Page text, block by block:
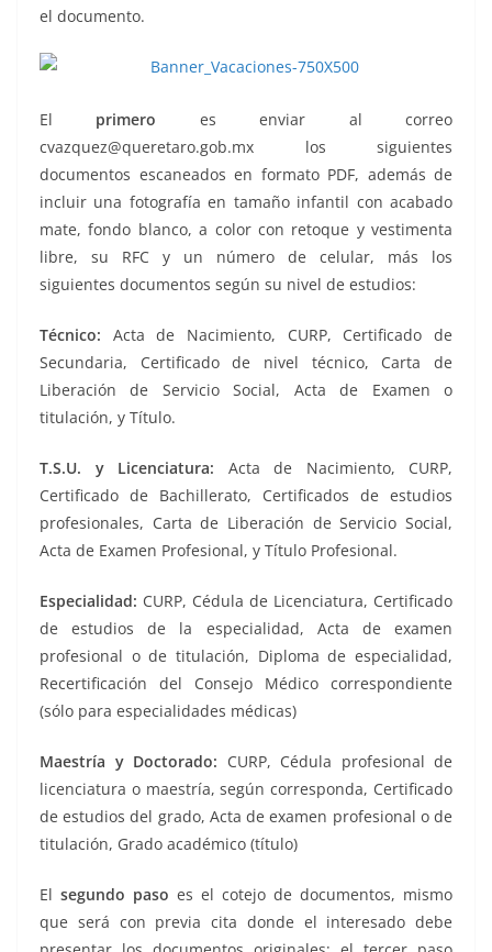
el documento.
El primero es enviar al correo
cvazquez@queretaro.gob.mx los siguientes
documentos escaneados en formato PDF, además de
incluir una fotografía en tamaño infantil con acabado
mate, fondo blanco, a color con retoque y vestimenta
libre, su RFC y un número de celular, más los
siguientes documentos según su nivel de estudios:
Técnico: Acta de Nacimiento, CURP, Certificado de
Secundaria, Certificado de nivel técnico, Carta de
Liberación de Servicio Social, Acta de Examen o
titulación, y Título.
T.S.U. y Licenciatura: Acta de Nacimiento, CURP,
Certificado de Bachillerato, Certificados de estudios
profesionales, Carta de Liberación de Servicio Social,
Acta de Examen Profesional, y Título Profesional.
Especialidad: CURP, Cédula de Licenciatura, Certificado
de estudios de la especialidad, Acta de examen
profesional o de titulación, Diploma de especialidad,
Recertificación del Consejo Médico correspondiente
(sólo para especialidades médicas)
Maestría y Doctorado: CURP, Cédula profesional de
licenciatura o maestría, según corresponda, Certificado
de estudios del grado, Acta de examen profesional o de
titulación, Grado académico (título)
El segundo paso es el cotejo de documentos, mismo
que será con previa cita donde el interesado debe